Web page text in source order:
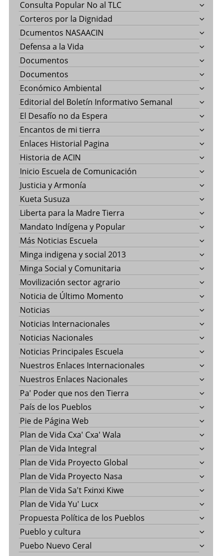
Consulta Popular No al TLC
Corteros por la Dignidad
Dcumentos NASAACIN
Defensa a la Vida
Documentos
Documentos
Económico Ambiental
Editorial del Boletín Informativo Semanal
El Desafío no da Espera
Encantos de mi tierra
Enlaces Historial Pagina
Historia de ACIN
Inicio Escuela de Comunicación
Justicia y Armonía
Kueta Susuza
Liberta para la Madre Tierra
Mandato Indígena y Popular
Más Noticias Escuela
Minga indigena y social 2013
Minga Social y Comunitaria
Movilización sector agrario
Noticia de Último Momento
Noticias
Noticias Internacionales
Noticias Nacionales
Noticias Principales Escuela
Nuestros Enlaces Internacionales
Nuestros Enlaces Nacionales
Pa' Poder que nos den Tierra
País de los Pueblos
Pie de Página Web
Plan de Vida Cxa' Cxa' Wala
Plan de Vida Integral
Plan de Vida Proyecto Global
Plan de Vida Proyecto Nasa
Plan de Vida Sa't Fxinxi Kiwe
Plan de Vida Yu' Lucx
Propuesta Política de los Pueblos
Pueblo y cultura
Puebo Nuevo Ceral